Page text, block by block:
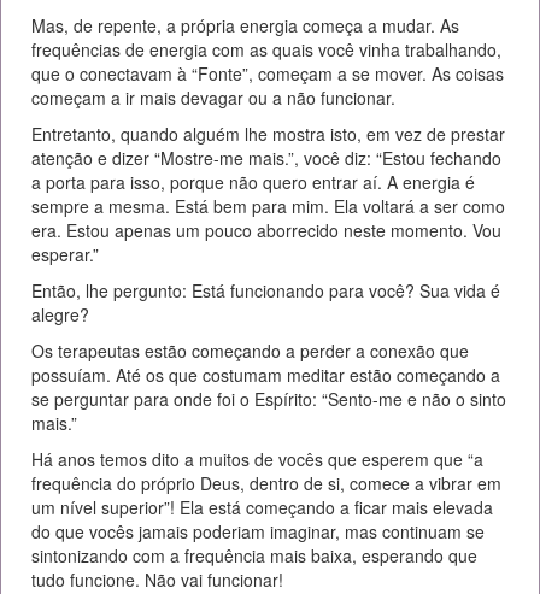
Mas, de repente, a própria energia começa a mudar. As
frequências de energia com as quais você vinha trabalhando,
que o conectavam à “Fonte”, começam a se mover. As coisas
começam a ir mais devagar ou a não funcionar.
Entretanto, quando alguém lhe mostra isto, em vez de prestar
atenção e dizer “Mostre-me mais.”, você diz: “Estou fechando
a porta para isso, porque não quero entrar aí. A energia é
sempre a mesma. Está bem para mim. Ela voltará a ser como
era. Estou apenas um pouco aborrecido neste momento. Vou
esperar.”
Então, lhe pergunto: Está funcionando para você? Sua vida é
alegre?
Os terapeutas estão começando a perder a conexão que
possuíam. Até os que costumam meditar estão começando a
se perguntar para onde foi o Espírito: “Sento-me e não o sinto
mais.”
Há anos temos dito a muitos de vocês que esperem que “a
frequência do próprio Deus, dentro de si, comece a vibrar em
um nível superior”! Ela está começando a ficar mais elevada
do que vocês jamais poderiam imaginar, mas continuam se
sintonizando com a frequência mais baixa, esperando que
tudo funcione. Não vai funcionar!